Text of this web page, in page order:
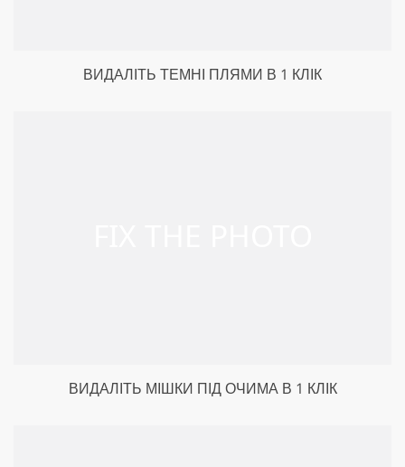
ВИДАЛІТЬ ТЕМНІ ПЛЯМИ В 1 КЛІК
ВИДАЛІТЬ МІШКИ ПІД ОЧИМА В 1 КЛІК